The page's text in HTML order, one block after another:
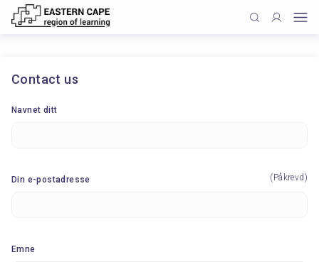
Contact us
Navnet ditt
Din e-postadresse (Påkrevd)
Emne